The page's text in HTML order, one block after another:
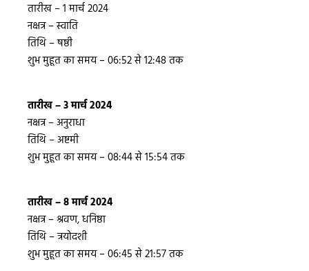
तारीख – 1 मार्च 2024
नक्षत्र – स्वाति
तिथि – षष्ठी
शुभ मुहूत का समय – 06:52 से 12:48 तक
तारीख – 3 मार्च 2024
नक्षत्र – अनुराधा
तिथि – अष्टमी
शुभ मुहूत का समय – 08:44 से 15:54 तक
तारीख – 8 मार्च 2024
नक्षत्र – श्रवण, धनिष्ठा
तिथि – त्रयोदशी
शुभ मुहूत का समय – 06:45 से 21:57 तक